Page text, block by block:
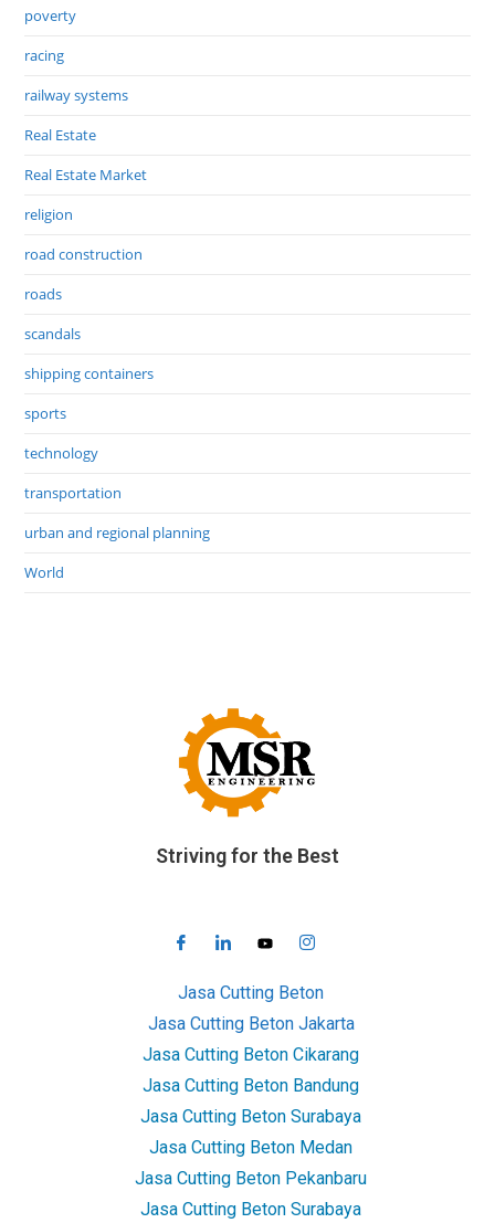
poverty
racing
railway systems
Real Estate
Real Estate Market
religion
road construction
roads
scandals
shipping containers
sports
technology
transportation
urban and regional planning
World
Striving for the Best
Jasa Cutting Beton
Jasa Cutting Beton Jakarta
Jasa Cutting Beton Cikarang
Jasa Cutting Beton Bandung
Jasa Cutting Beton Surabaya
Jasa Cutting Beton Medan
Jasa Cutting Beton Pekanbaru
Jasa Cutting Beton Surabaya